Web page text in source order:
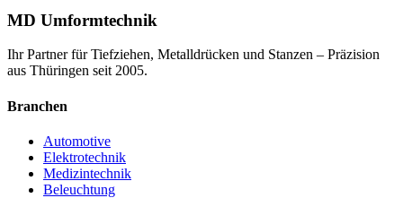
MD Umformtechnik
Ihr Partner für Tiefziehen, Metalldrücken und Stanzen – Präzision
aus Thüringen seit 2005.
Branchen
Automotive
Elektrotechnik
Medizintechnik
Beleuchtung